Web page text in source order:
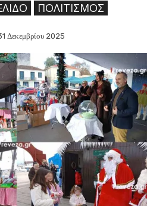
ΠΟΛΙΤΙΣΜΌΣ
Δεκεμβρίου 2025